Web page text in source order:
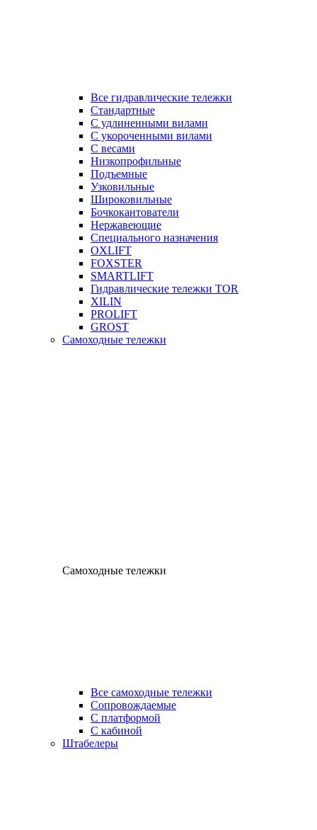
Все гидравлические тележки
Стандартные
С удлиненными вилами
С укороченными вилами
С весами
Низкопрофильные
Подъемные
Узковильные
Широковильные
Бочкокантователи
Нержавеющие
Специального назначения
OXLIFT
FOXSTER
SMARTLIFT
Гидравлические тележки TOR
XILIN
PROLIFT
GROST
Самоходные тележки
Самоходные тележки
Все самоходные тележки
Сопровождаемые
С платформой
С кабиной
Штабелеры